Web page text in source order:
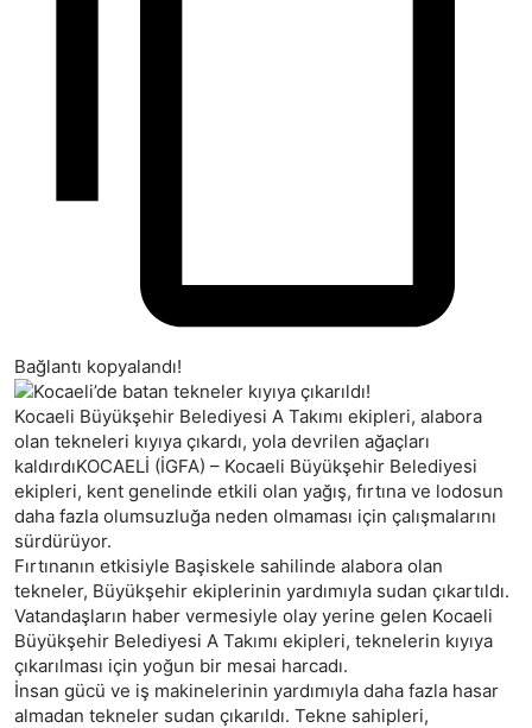
Bağlantı kopyalandı!
Kocaeli Büyükşehir Belediyesi A Takımı ekipleri, alabora
olan tekneleri kıyıya çıkardı, yola devrilen ağaçları
kaldırdıKOCAELİ (İGFA) – Kocaeli Büyükşehir Belediyesi
ekipleri, kent genelinde etkili olan yağış, fırtına ve lodosun
daha fazla olumsuzluğa neden olmaması için çalışmalarını
sürdürüyor.
Fırtınanın etkisiyle Başiskele sahilinde alabora olan
tekneler, Büyükşehir ekiplerinin yardımıyla sudan çıkartıldı.
Vatandaşların haber vermesiyle olay yerine gelen Kocaeli
Büyükşehir Belediyesi A Takımı ekipleri, teknelerin kıyıya
çıkarılması için yoğun bir mesai harcadı.
İnsan gücü ve iş makinelerinin yardımıyla daha fazla hasar
almadan tekneler sudan çıkarıldı. Tekne sahipleri,